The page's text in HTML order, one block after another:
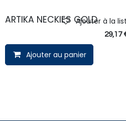
ARTIKA NECKIES GOLD
29,17
Ajouter au panier
Ajouter à la